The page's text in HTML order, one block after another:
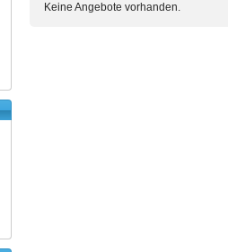
Keine Angebote vorhanden.